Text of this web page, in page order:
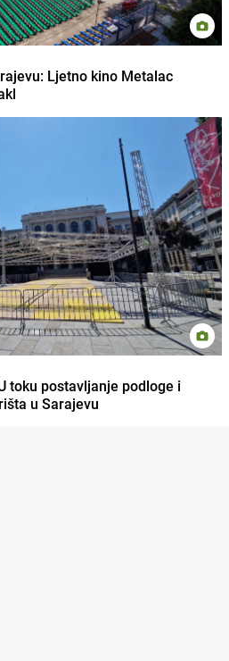
Ljetno kino Metalac
toku postavljanje podloge i
u Sarajevu